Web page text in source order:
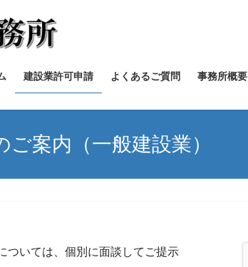
建設業許可申請 よくあるご質問 事務所概要
ご案内（一般建設業）
ついては、個別に面談してご提示